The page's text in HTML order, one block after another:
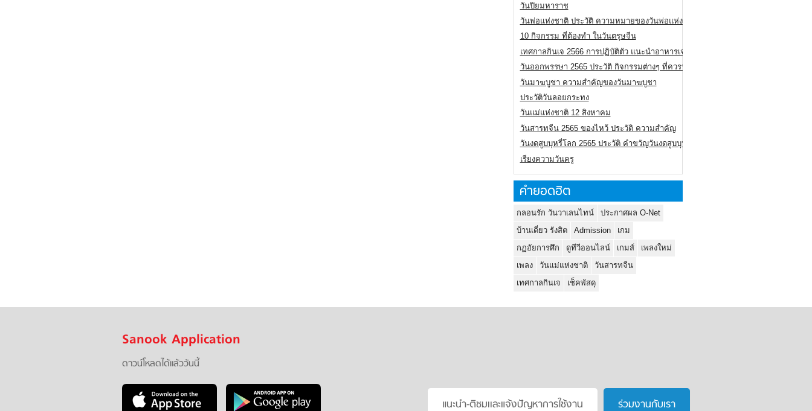
วันปิยมหาราช
วันพ่อแห่งชาติ ประวัติ ความหมายของวันพ่อแห่งชาติ
10 กิจกรรม ที่ต้องทำ ในวันตรุษจีน
เทศกาลกินเจ 2566 การปฏิบัติตัว แนะนำอาหารเจ
วันออกพรรษา 2565 ประวัติ กิจกรรมต่างๆ ที่ควรปฏิบัติ
วันมาฆบูชา ความสำคัญของวันมาฆบูชา
ประวัติวันลอยกระทง
วันแม่แห่งชาติ 12 สิงหาคม
วันสารทจีน 2565 ของไหว้ ประวัติ ความสำคัญ
วันงดสูบบุหรี่โลก 2565 ประวัติ คำขวัญวันงดสูบบุหรี่โลก
เรียงความวันครู
คำยอดฮิต
กลอนรัก วันวาเลนไทน์
ประกาศผล O-Net
บ้านเดี่ยว รังสิต
Admission
เกม
กฏอัยการศึก
ดูทีวีออนไลน์ เกมส์
เพลงใหม่
เพลง
วันแม่แห่งชาติ
วันสารทจีน
เทศกาลกินเจ
เช็คพัสดุ
Sanook Application
ดาวน์โหลดได้แล้ววันนี้
แนะนำ-ติชมเเละแจ้งปัญหาการใช้งาน ร่วมงานกับเรา